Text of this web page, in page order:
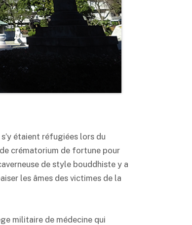
étaient réfugiées lors du
crématorium de fortune pour
de style bouddhiste y a
les âmes des victimes de la
militaire de médecine qui